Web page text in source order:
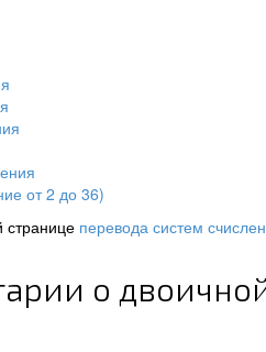
от 2 до 36)
странице перевода систем
о